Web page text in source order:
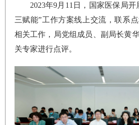
2023年9月11日，国家医保局
三赋能”工作方案线上交流，联系
相关工作，局党组成员、副局长黄
关专家进行点评。